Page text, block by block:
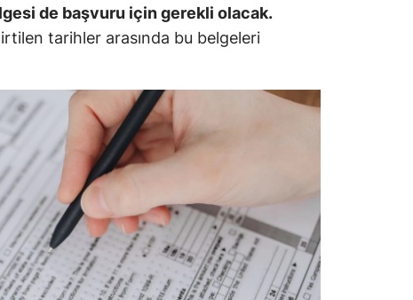
de başvuru için gerekli olacak.
tarihler arasında bu belgeleri